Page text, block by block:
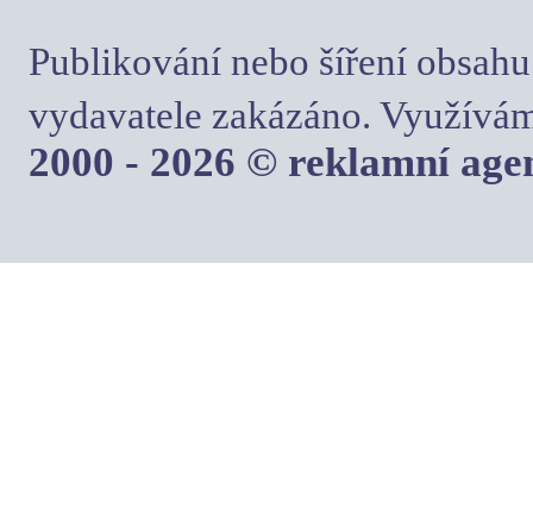
Publikování nebo šíření
vydavatele zakázáno.
2000 - 2026 © reklamní